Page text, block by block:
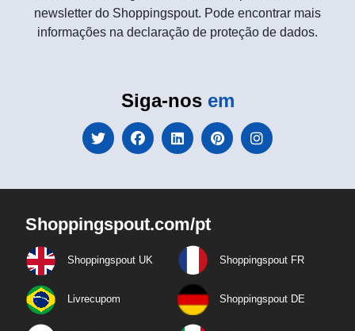
newsletter do Shoppingspout. Pode encontrar mais
informações na declaração de proteção de dados.
Siga-nos em
Shoppingspout.com/pt
Shoppingspout UK Shoppingspout FR
Livrecupom Shoppingspout DE